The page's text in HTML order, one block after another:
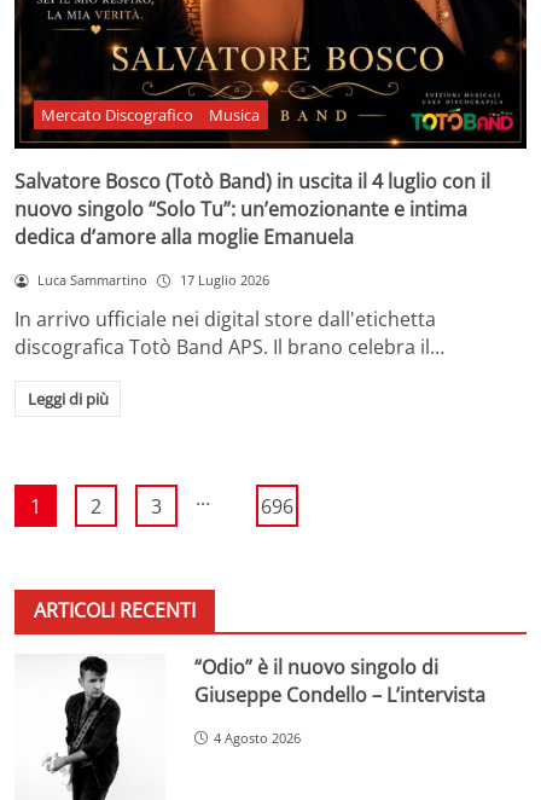
Mercato Discografico Musica
Salvatore Bosco (Totò Band) in uscita il 4 luglio con il
nuovo singolo “Solo Tu”: un’emozionante e intima
dedica d’amore alla moglie Emanuela
Luca Sammartino 17 Luglio 2026
In arrivo ufficiale nei digital store dall'etichetta
discografica Totò Band APS. Il brano celebra il…
Leggi di più
1 2 3 ... 696
ARTICOLI RECENTI
“Odio” è il nuovo singolo di
Giuseppe Condello – L’intervista
4 Agosto 2026